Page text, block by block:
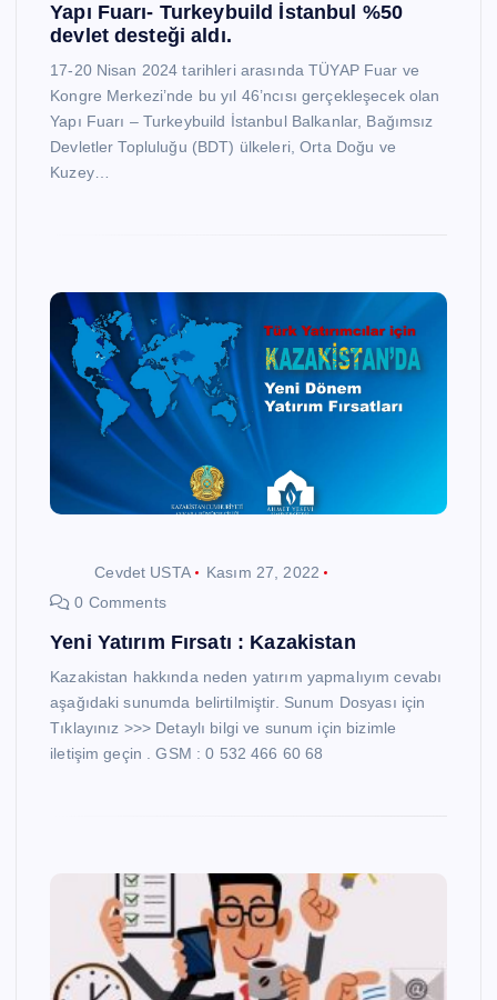
Yapı Fuarı- Turkeybuild İstanbul %50
devlet desteği aldı.
17-20 Nisan 2024 tarihleri arasında TÜYAP Fuar ve
Kongre Merkezi’nde bu yıl 46’ncısı gerçekleşecek olan
Yapı Fuarı – Turkeybuild İstanbul Balkanlar, Bağımsız
Devletler Topluluğu (BDT) ülkeleri, Orta Doğu ve
Kuzey…
Cevdet USTA
Kasım 27, 2022
0 Comments
Yeni Yatırım Fırsatı : Kazakistan
Kazakistan hakkında neden yatırım yapmalıyım cevabı
aşağıdaki sunumda belirtilmiştir. Sunum Dosyası için
Tıklayınız >>> Detaylı bilgi ve sunum için bizimle
iletişim geçin . GSM : 0 532 466 60 68